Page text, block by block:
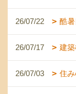
26/07/22 酷
26/07/17 建
26/07/03 住